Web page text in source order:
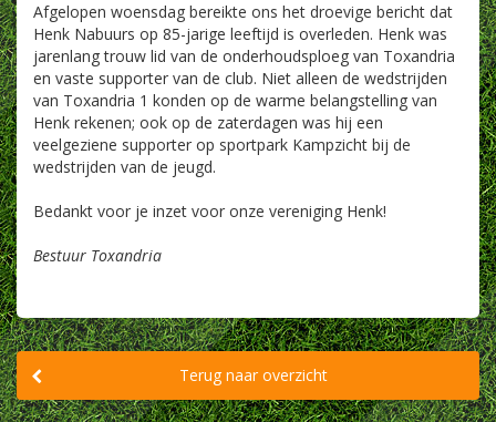
Afgelopen woensdag bereikte ons het droevige bericht dat
Henk Nabuurs op 85-jarige leeftijd is overleden. Henk was
jarenlang trouw lid van de onderhoudsploeg van Toxandria
en vaste supporter van de club. Niet alleen de wedstrijden
van Toxandria 1 konden op de warme belangstelling van
Henk rekenen; ook op de zaterdagen was hij een
veelgeziene supporter op sportpark Kampzicht bij de
wedstrijden van de jeugd.
Bedankt voor je inzet voor onze vereniging Henk!
Bestuur Toxandria
Terug naar overzicht